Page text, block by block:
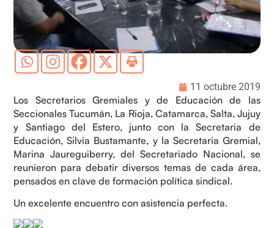
11 octubre 2019
Los Secretarios Gremiales y de Educación de las
Seccionales Tucumán, La Rioja, Catamarca, Salta, Jujuy
y Santiago del Estero, junto con la Secretaria de
Educación, Silvia Bustamante, y la Secretaria Gremial,
Marina Jaureguiberry, del Secretariado Nacional, se
reunieron para debatir diversos temas de cada área,
pensados en clave de formación política sindical.
Un excelente encuentro con asistencia perfecta.